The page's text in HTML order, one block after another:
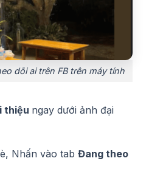
dõi ai trên FB trên máy tính
thiệu ngay dưới ảnh đại
Nhấn vào tab Đang theo